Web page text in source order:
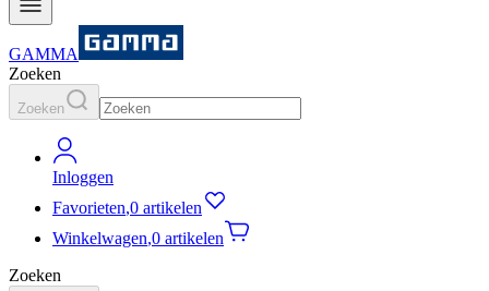
GAMMA
Zoeken
Zoeken
Inloggen
Favorieten,0 artikelen
Winkelwagen,0 artikelen
Zoeken